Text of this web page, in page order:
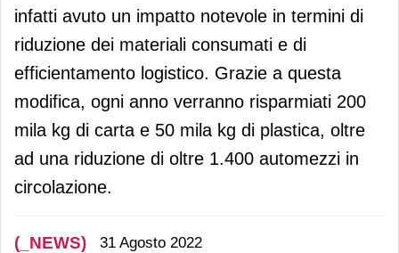
infatti avuto un impatto notevole in termini di
riduzione dei materiali consumati e di
efficientamento logistico. Grazie a questa
modifica, ogni anno verranno risparmiati 200
mila kg di carta e 50 mila kg di plastica, oltre
ad una riduzione di oltre 1.400 automezzi in
circolazione.
(_NEWS) 31 Agosto 2022